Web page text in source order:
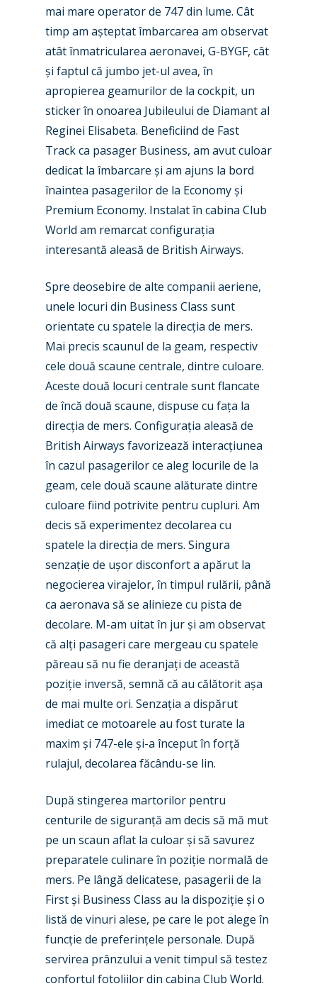
mai mare operator de 747 din lume. Cât
timp am așteptat îmbarcarea am observat
atât înmatricularea aeronavei, G-BYGF, cât
și faptul că jumbo jet-ul avea, în
apropierea geamurilor de la cockpit, un
sticker în onoarea Jubileului de Diamant al
Reginei Elisabeta. Beneficiind de Fast
Track ca pasager Business, am avut culoar
dedicat la îmbarcare și am ajuns la bord
înaintea pasagerilor de la Economy și
Premium Economy. Instalat în cabina Club
World am remarcat configurația
interesantă aleasă de British Airways.
Spre deosebire de alte companii aeriene,
unele locuri din Business Class sunt
orientate cu spatele la direcția de mers.
Mai precis scaunul de la geam, respectiv
cele două scaune centrale, dintre culoare.
Aceste două locuri centrale sunt flancate
de încă două scaune, dispuse cu fața la
direcția de mers. Configurația aleasă de
British Airways favorizează interacțiunea
în cazul pasagerilor ce aleg locurile de la
geam, cele două scaune alăturate dintre
culoare fiind potrivite pentru cupluri. Am
decis să experimentez decolarea cu
spatele la direcția de mers. Singura
senzație de ușor disconfort a apărut la
negocierea virajelor, în timpul rulării, până
ca aeronava să se alinieze cu pista de
decolare. M-am uitat în jur și am observat
că alți pasageri care mergeau cu spatele
păreau să nu fie deranjați de această
poziție inversă, semnă că au călătorit așa
de mai multe ori. Senzația a dispărut
imediat ce motoarele au fost turate la
maxim și 747-ele și-a început în forță
rulajul, decolarea făcându-se lin.
După stingerea martorilor pentru
centurile de siguranță am decis să mă mut
pe un scaun aflat la culoar și să savurez
preparatele culinare în poziție normală de
mers. Pe lângă delicatese, pasagerii de la
First și Business Class au la dispoziție și o
listă de vinuri alese, pe care le pot alege în
funcție de preferințele personale. După
servirea prânzului a venit timpul să testez
confortul fotoliilor din cabina Club World.
New Routes
Industry
Accidents / Incidents
Airshows
Dubai 2025
Paris 2025
Farnborough 2024
Paris 2023
Farnborough 2022
Dubai 2019
Paris 2019
Business Jets
Military
Trip Reports
Marketplace
Jobs
Contact